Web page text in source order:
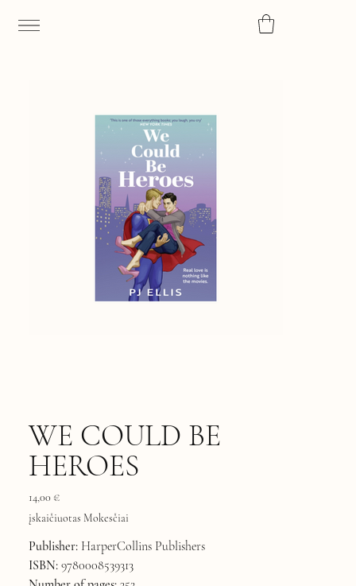
WE COULD BE
HEROES
14,00 €
įskaičiuotas Mokesčiai
Publisher:HarperCollins Publishers
ISBN:9780008539313